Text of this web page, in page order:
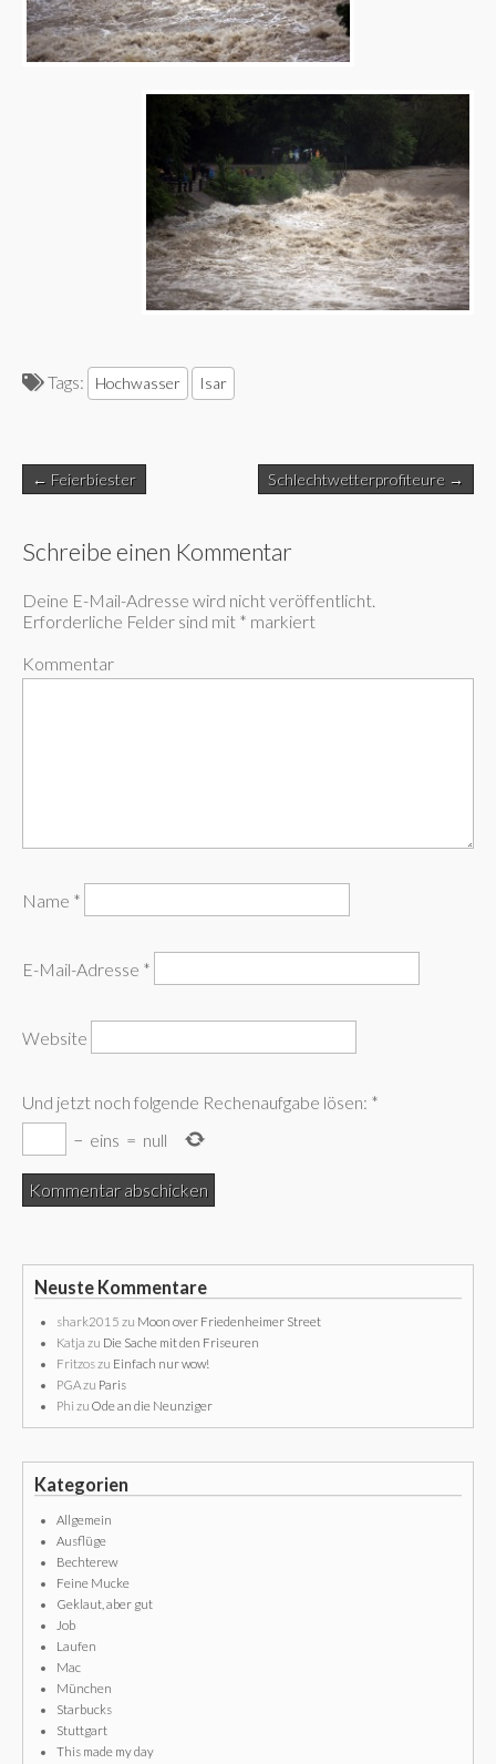
Tags: Hochwasser Isar
Post
navigation
← Feierbiester Schlechtwetterprofiteure →
Schreibe einen Kommentar
Deine E-Mail-Adresse wird nicht veröffentlicht.
Erforderliche Felder sind mit * markiert
Kommentar
Name *
E-Mail-Adresse *
Website
Und jetzt noch folgende Rechenaufgabe lösen: *
− eins = null
Neuste Kommentare
shark2015 zu Moon over Friedenheimer Street
Katja zu Die Sache mit den Friseuren
Fritzoszu Einfach nur wow!
PGAzu Paris
Phi zu Ode an die Neunziger
Kategorien
Allgemein
Ausflüge
Bechterew
Feine Mucke
Geklaut, aber gut
Job
Laufen
Mac
München
Starbucks
Stuttgart
This made my day